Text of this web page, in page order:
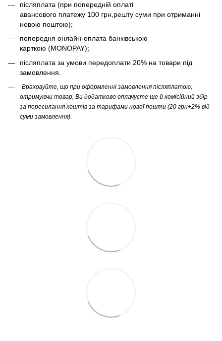
післяплата (при попередній оплаті
авансового платежу 100 грн,решту суми при отриманні
новою поштою);
попередня онлайн-оплата банківською
карткою (MONOPAY);
післяплата за умови передоплати 20% на товари під
замовлення.
Враховуйте, що при оформленні замовлення післяплатою,
отримуючи товар, Ви додатково оплачуєте ще й комісійний збір
за пересилання коштів за тарифами нової пошти (20 грн+2% від
суми замовлення).